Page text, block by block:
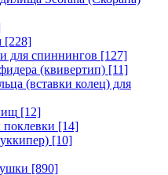
[228]
для спиннингов [127]
(квивертип) [11]
(вставки колец) для
[12]
[14]
[10]
[890]